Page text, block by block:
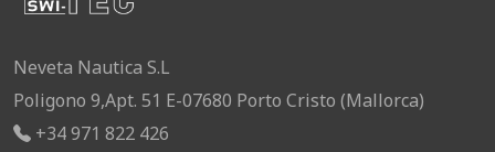
Neveta Nautica S.L
Poligono 9,Apt. 51 E-07680 Porto Cristo (Mallorca)
+34 971 822 426